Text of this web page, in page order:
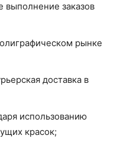
выполнение заказов
рынке
доставка в
использованию
красок;